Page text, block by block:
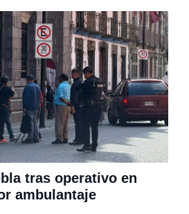
tras operativo en
ambulantaje